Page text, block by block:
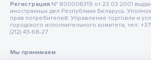
Регистрация № 800008319 от 23.03.2001
иностранных дел Республики Беларусь.
прав потребителей: Управление торговли и
городского исполнительного комитета, тел:
(212) 43-68-27
Мы принимаем